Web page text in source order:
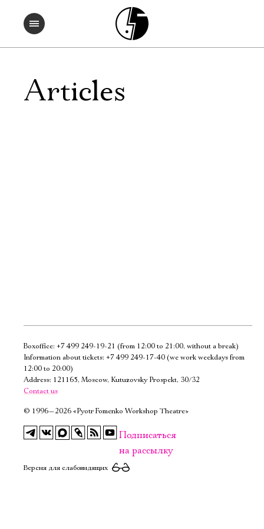
Articles
Boxoffice: +7 499 249-19-21 (from 12:00 to 21:00, without a break)
Information about tickets: +7 499 249-17-40 (we work weekdays from
12:00 to 20:00)
Address: 121165, Moscow, Kutuzovsky Prospekt, 30/32
Contact us
© 1996—2026 «Pyotr Fomenko Workshop Theatre»
Подписаться
на рассылку
Версия для слабовидящих
Электропочта
Ознакомиться